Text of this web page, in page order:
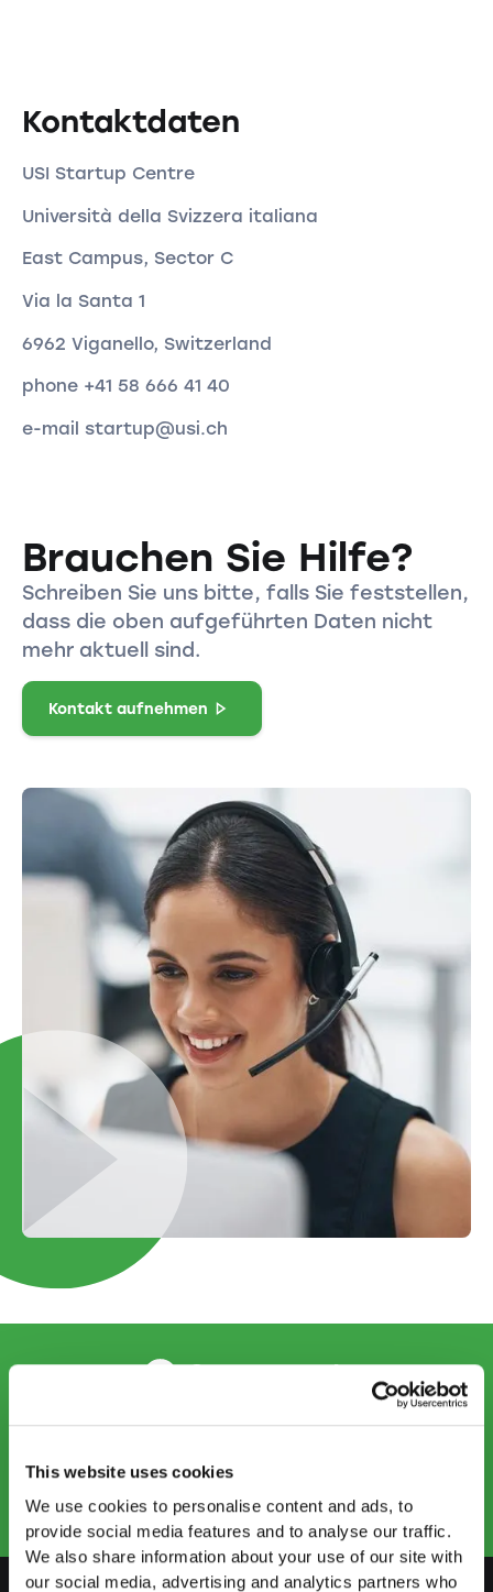
This website uses cookies
We use cookies to personalise content and ads, to
provide social media features and to analyse our traffic.
We also share information about your use of our site with
our social media, advertising and analytics partners who
Kontaktdaten
USI Startup Centre
Università della Svizzera italiana
East Campus, Sector C
Via la Santa 1
6962 Viganello, Switzerland
phone +41 58 666 41 40
e-mail startup@usi.ch
Brauchen Sie Hilfe?
Schreiben Sie uns bitte, falls Sie feststellen,
dass die oben aufgeführten Daten nicht
mehr aktuell sind.
Kontakt aufnehmen
info@startups.ch
+4152 269 30 80